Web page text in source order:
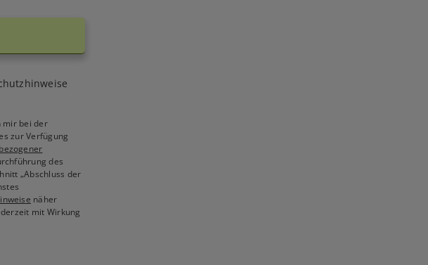
mir bei der
zur Verfügung
des
„Abschluss der
näher
mit Wirkung